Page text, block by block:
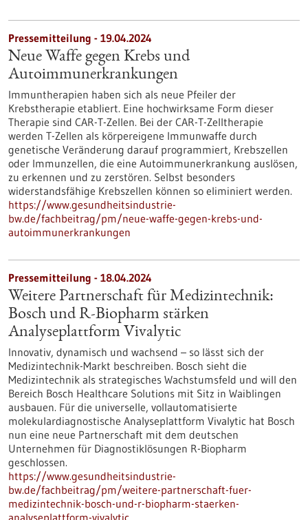
Pressemitteilung - 19.04.2024
Neue Waffe gegen Krebs und
Autoimmunerkrankungen
Immuntherapien haben sich als neue Pfeiler der
Krebstherapie etabliert. Eine hochwirksame Form dieser
Therapie sind CAR-T-Zellen. Bei der CAR-T-Zelltherapie
werden T-Zellen als körpereigene Immunwaffe durch
genetische Veränderung darauf programmiert, Krebszellen
oder Immunzellen, die eine Autoimmunerkrankung auslösen,
zu erkennen und zu zerstören. Selbst besonders
widerstandsfähige Krebszellen können so eliminiert werden.
https://www.gesundheitsindustrie-
bw.de/fachbeitrag/pm/neue-waffe-gegen-krebs-und-
autoimmunerkrankungen
Pressemitteilung - 18.04.2024
Weitere Partnerschaft für Medizintechnik:
Bosch und R-Biopharm stärken
Analyseplattform Vivalytic
Innovativ, dynamisch und wachsend – so lässt sich der
Medizintechnik-Markt beschreiben. Bosch sieht die
Medizintechnik als strategisches Wachstumsfeld und will den
Bereich Bosch Healthcare Solutions mit Sitz in Waiblingen
ausbauen. Für die universelle, vollautomatisierte
molekulardiagnostische Analyseplattform Vivalytic hat Bosch
nun eine neue Partnerschaft mit dem deutschen
Unternehmen für Diagnostiklösungen R-Biopharm
geschlossen.
https://www.gesundheitsindustrie-
bw.de/fachbeitrag/pm/weitere-partnerschaft-fuer-
medizintechnik-bosch-und-r-biopharm-staerken-
analyseplattform-vivalytic